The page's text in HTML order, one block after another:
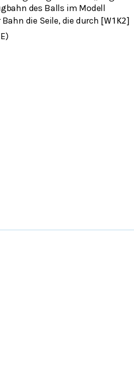
des Balls im Modell
die Seile, die durch [W1 K2]